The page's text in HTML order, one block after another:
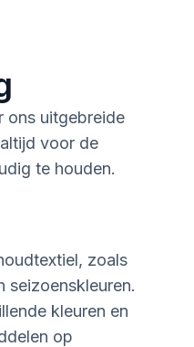
ons uitgebreide
voor de
te houden.
zoals
seizoenskleuren.
kleuren en
op